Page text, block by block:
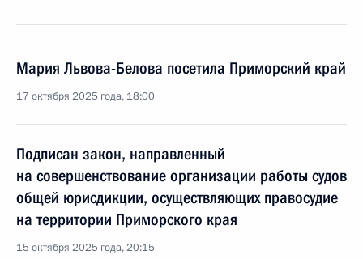
Мария Львова-Белова посетила Приморский край
17 октября 2025 года, 18:00
Подписан закон, направленный
на совершенствование организации работы судов
общей юрисдикции, осуществляющих правосудие
на территории Приморского края
15 октября 2025 года, 20:15